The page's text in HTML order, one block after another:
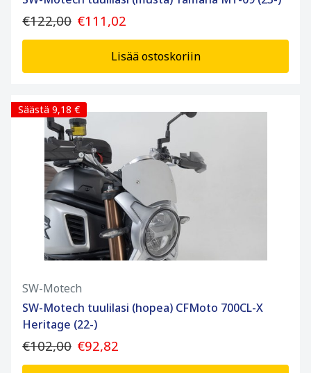
€122,00 €111,02
Lisää ostoskoriin
Säästä 9,18 €
SW-Motech
SW-Motech tuulilasi (hopea) CFMoto 700CL-X
Heritage (22-)
€102,00 €92,82